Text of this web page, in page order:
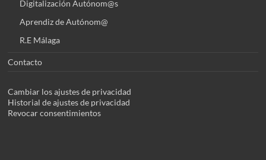
Digitalización Autónom@s
Aprendiz de Autónom@
R.E Málaga
Contacto
Cambiar los ajustes de privacidad
Historial de ajustes de privacidad
Revocar consentimientos